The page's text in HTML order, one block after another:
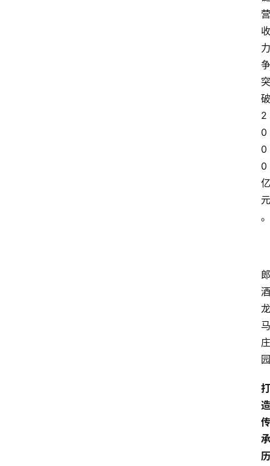
营
收
力
争
突
破
2
0
0
0
亿
元
。
郎
酒
龙
马
庄
园
打
造
传
承
历